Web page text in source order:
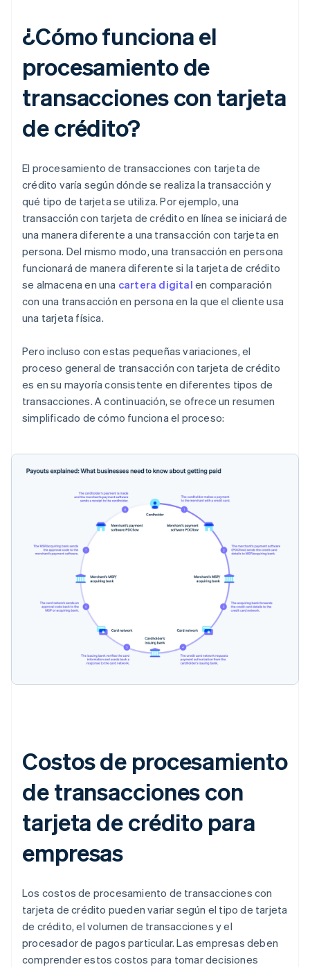
¿Cómo funciona el
procesamiento de
transacciones con tarjeta
de crédito?
El procesamiento de transacciones con tarjeta de
crédito varía según dónde se realiza la transacción y
qué tipo de tarjeta se utiliza. Por ejemplo, una
transacción con tarjeta de crédito en línea se iniciará de
una manera diferente a una transacción con tarjeta en
persona. Del mismo modo, una transacción en persona
funcionará de manera diferente si la tarjeta de crédito
se almacena en una cartera digital en comparación
con una transacción en persona en la que el cliente usa
una tarjeta física.
Pero incluso con estas pequeñas variaciones, el
proceso general de transacción con tarjeta de crédito
es en su mayoría consistente en diferentes tipos de
transacciones. A continuación, se ofrece un resumen
simplificado de cómo funciona el proceso:
Costos de procesamiento
de transacciones con
tarjeta de crédito para
empresas
Los costos de procesamiento de transacciones con
tarjeta de crédito pueden variar según el tipo de tarjeta
de crédito, el volumen de transacciones y el
procesador de pagos particular. Las empresas deben
comprender estos costos para tomar decisiones